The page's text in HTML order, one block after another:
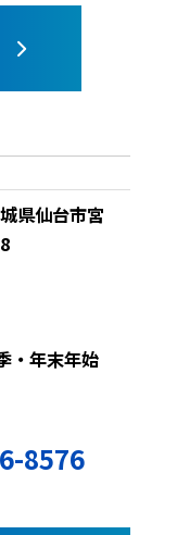
県仙台市宮
・年末年始
8576